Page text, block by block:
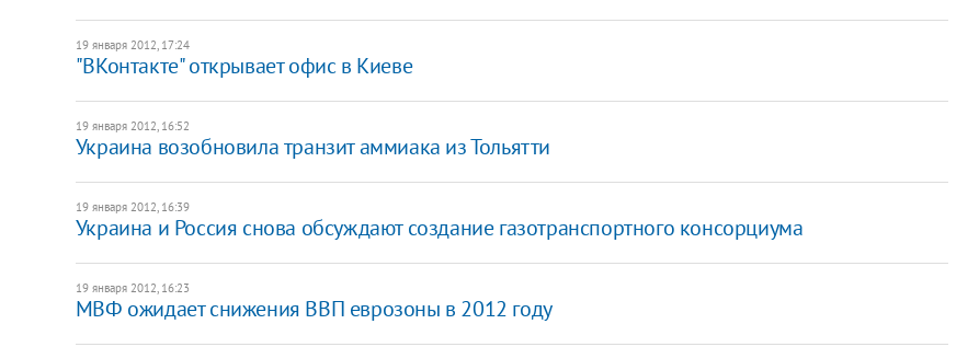
19 января 2012, 17:24
"ВКонтакте" открывает офис в Киеве
19 января 2012, 16:52
Украина возобновила транзит аммиака из Тольятти
19 января 2012, 16:39
Украина и Россия снова обсуждают создание газотранспортного консорциума
19 января 2012, 16:23
МВФ ожидает снижения ВВП еврозоны в 2012 году